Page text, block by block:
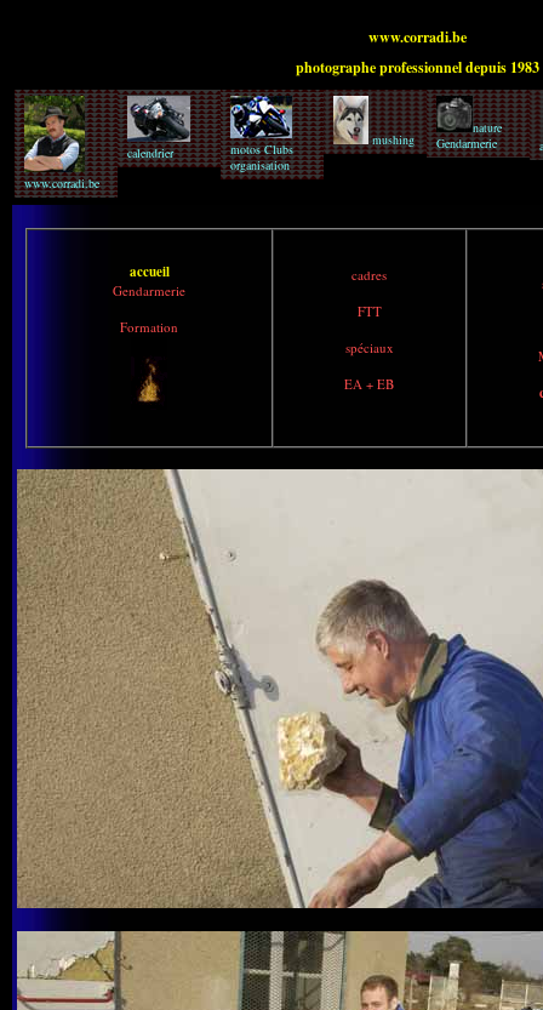
www.corradi.be
photographe professionnel depuis 1983
www.corradi.be
calendrier
motos Clubs
organisation
mushing
nature
Gendarmerie
accueil
Gendarmerie
Formation
cadres
FTT
spéciaux
EA + EB